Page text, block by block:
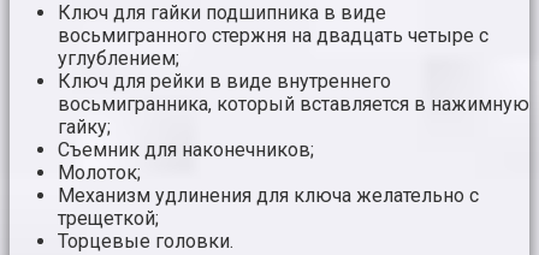
Ключ для гайки подшипника в виде
восьмигранного стержня на двадцать четыре с
углублением;
Ключ для рейки в виде внутреннего
восьмигранника, который вставляется в нажимную
гайку;
Съемник для наконечников;
Молоток;
Механизм удлинения для ключа желательно с
трещеткой;
Торцевые головки.